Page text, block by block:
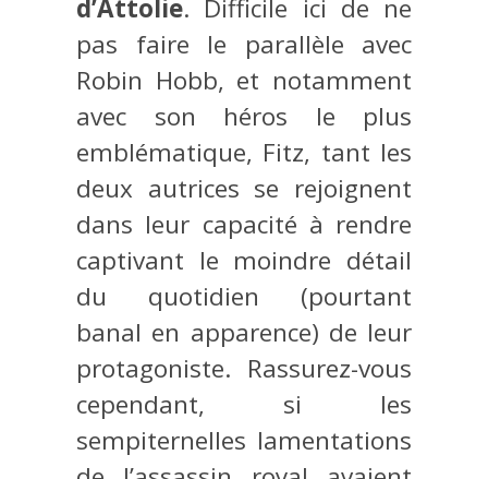
d’Attolie. Difficile ici de ne
pas faire le parallèle avec
Robin Hobb, et notamment
avec son héros le plus
emblématique, Fitz, tant les
deux autrices se rejoignent
dans leur capacité à rendre
captivant le moindre détail
du quotidien (pourtant
banal en apparence) de leur
protagoniste. Rassurez-vous
cependant, si les
sempiternelles lamentations